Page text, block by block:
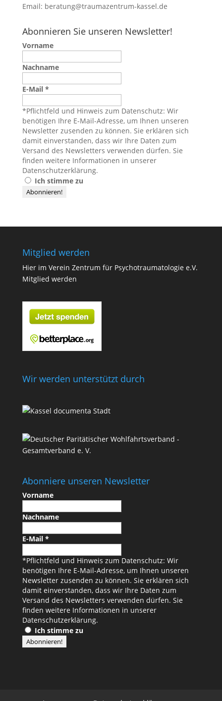
Email: beratung@traumazentrum-kassel.de
Abonnieren Sie unseren Newsletter!
Vorname
Nachname
E-Mail *
*Pflichtfeld und Hinweis zum Datenschutz: Wir
benötigen Ihre E-Mail-Adresse, um Ihnen unseren
Newsletter zusenden zu können. Sie erklären sich
damit einverstanden, dass wir Ihre Daten zum
Versand des Newsletters verwenden dürfen. Sie
finden weitere Informationen in unserer
Datenschutzerklärung.
Ich stimme zu
Mitglied werden
Hier im Verein Zentrum für Psychotraumatologie e.V.
Mitglied werden
Wir werden unterstützt durch
Abonniere unseren Newsletter
Vorname
Nachname
E-Mail *
*Pflichtfeld und Hinweis zum Datenschutz: Wir
benötigen Ihre E-Mail-Adresse, um Ihnen unseren
Newsletter zusenden zu können. Sie erklären sich
damit einverstanden, dass wir Ihre Daten zum
Versand des Newsletters verwenden dürfen. Sie
finden weitere Informationen in unserer
Datenschutzerklärung.
Ich stimme zu